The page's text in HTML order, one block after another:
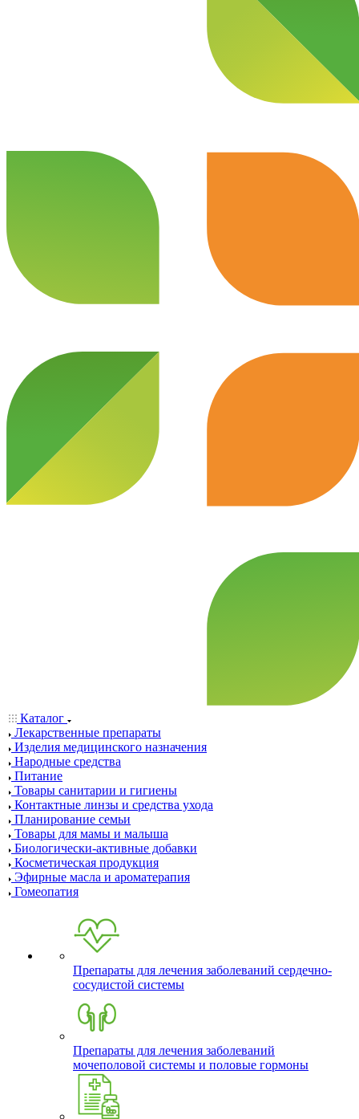
Каталог
Лекарственные препараты
Изделия медицинского назначения
Народные средства
Питание
Товары санитарии и гигиены
Контактные линзы и средства ухода
Планирование семьи
Товары для мамы и малыша
Биологически-активные добавки
Косметическая продукция
Эфирные масла и ароматерапия
Гомеопатия
Препараты для лечения заболеваний сердечно-
сосудистой системы
Препараты для лечения заболеваний
мочеполовой системы и половые гормоны